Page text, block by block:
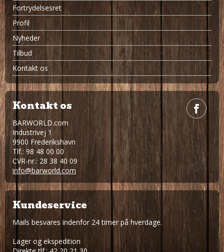
Fortrydelsesret
Profil
Nyheder
Tilbud
Kontakt os
Kontakt os
BARWORLD.com
Industrivej 1
9900 Frederikshavn
Tlf.: 98 48 00 00
CVR-nr.: 28 38 40 09
info@barworld.com
Kundeservice
Mails besvares indenfor 24 timer på hverdage.
Lager og ekspedition